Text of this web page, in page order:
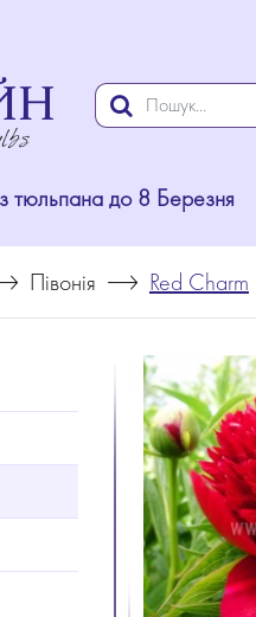
тюльпана до 8 Березня
Півонія Red Charm